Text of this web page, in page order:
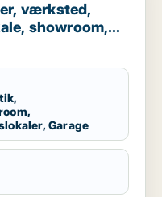
værksted,
showroom,
eller
eller
Garage